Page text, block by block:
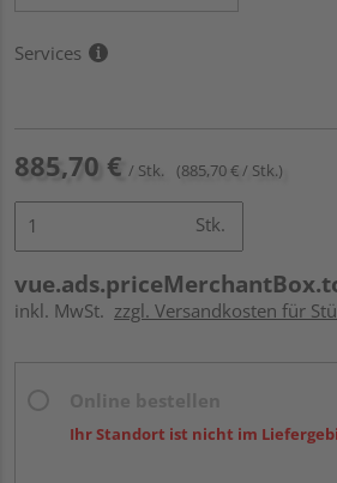
Services
885,70 € / Stk. (885,70 € / Stk.)
Stk.
inkl. MwSt. zzgl. Versandkosten für
Ihr Standort ist nicht im